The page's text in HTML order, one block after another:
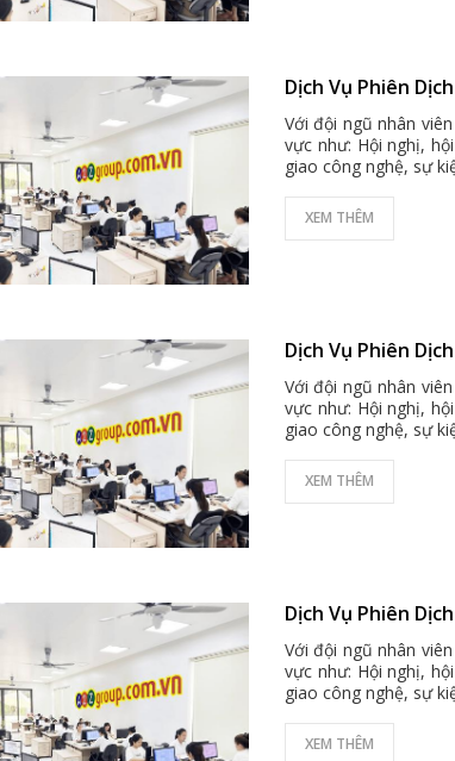
Dịch Vụ Phiên
Với đội ngũ nhân
vực như: Hội nghị,
giao công nghệ, sự
XEM THÊM
Dịch Vụ Phiên
Với đội ngũ nhân
vực như: Hội nghị,
giao công nghệ, sự
XEM THÊM
Dịch Vụ Phiên
Với đội ngũ nhân
vực như: Hội nghị,
giao công nghệ, sự
XEM THÊM